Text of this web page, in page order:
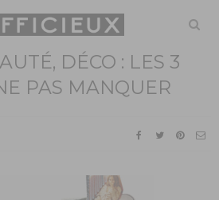
DÉCO : LES 3
PAS MANQUER